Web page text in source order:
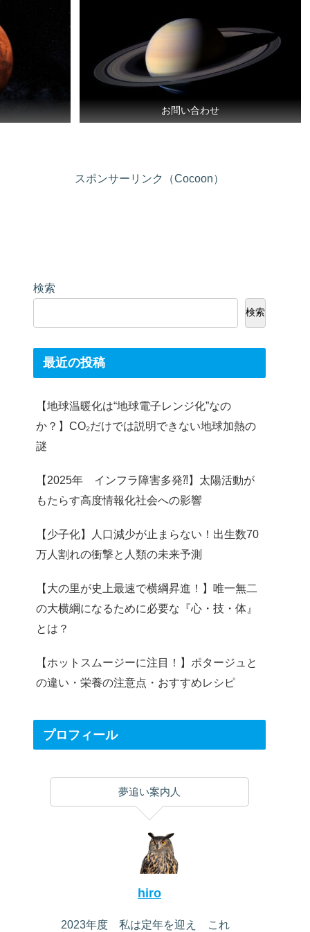
お問い合わせ
スポンサーリンク（Cocoon）
検索
検索
最近の投稿
【地球温暖化は“地球電子レンジ化”なの
か？】CO₂だけでは説明できない地球加熱の
謎
【2025年 インフラ障害多発⁈】太陽活動が
もたらす高度情報化社会への影響
【少子化】人口減少が止まらない！出生数70
万人割れの衝撃と人類の未来予測
【大の里が史上最速で横綱昇進！】唯一無二
の大横綱になるために必要な『心・技・体』
とは？
【ホットスムージーに注目！】ポタージュと
の違い・栄養の注意点・おすすめレシピ
プロフィール
夢追い案内人
hiro
2023年度 私は定年を迎え これ